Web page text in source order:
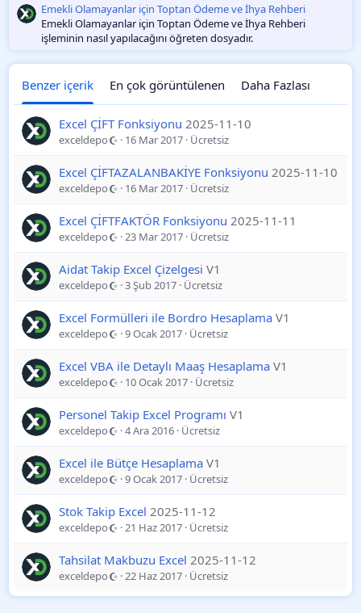
Emekli Olamayanlar için Toptan Ödeme ve İhya Rehberi
Emekli Olamayanlar için Toptan Ödeme ve İhya Rehberi
işleminin nasıl yapılacağını öğreten dosyadır.
Benzer içerik En çok görüntülenen Daha Fazlası
Excel ÇİFT Fonksiyonu 2025-11-10
exceldepo 16 Mar 2017 Ücretsiz
Excel ÇİFTAZALANBAKİYE Fonksiyonu 2025-11-10
exceldepo 16 Mar 2017 Ücretsiz
Excel ÇİFTFAKTÖR Fonksiyonu 2025-11-11
exceldepo 23 Mar 2017 Ücretsiz
Aidat Takip Excel Çizelgesi V1
exceldepo 3 Şub 2017 Ücretsiz
Excel Formülleri ile Bordro Hesaplama V1
exceldepo 9 Ocak 2017 Ücretsiz
Excel VBA ile Detaylı Maaş Hesaplama V1
exceldepo 10 Ocak 2017 Ücretsiz
Personel Takip Excel Programı V1
exceldepo 4 Ara 2016 Ücretsiz
Excel ile Bütçe Hesaplama V1
exceldepo 9 Ocak 2017 Ücretsiz
Stok Takip Excel 2025-11-12
exceldepo 21 Haz 2017 Ücretsiz
Tahsilat Makbuzu Excel 2025-11-12
exceldepo 22 Haz 2017 Ücretsiz